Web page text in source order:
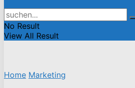
No Result
View All Result
Home Marketing